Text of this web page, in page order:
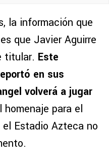
la información que
que Javier Aguirre
titular. Este
en sus
volverá a jugar
para el
Estadio Azteca no